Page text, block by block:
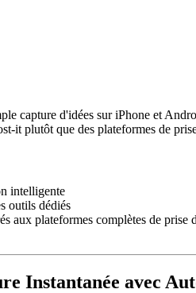
capture d'idées sur iPhone et
it plutôt que des plateformes de
intelligente
outils dédiés
aux plateformes complètes de prise
Instantanée avec